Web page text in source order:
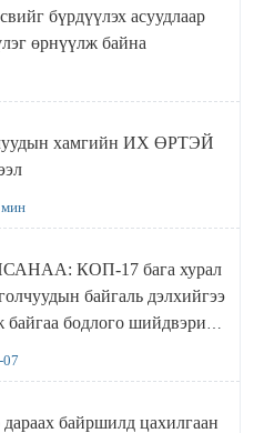
бүрдүүлэх асуудлаар
өрнүүлж байна
хамгийн ИХ ӨРТЭЙ
мин
КОП-17 бага хурал
байгаль дэлхийгээ
байгаа бодлого шийдвэрийг
байршилд цахилгаан